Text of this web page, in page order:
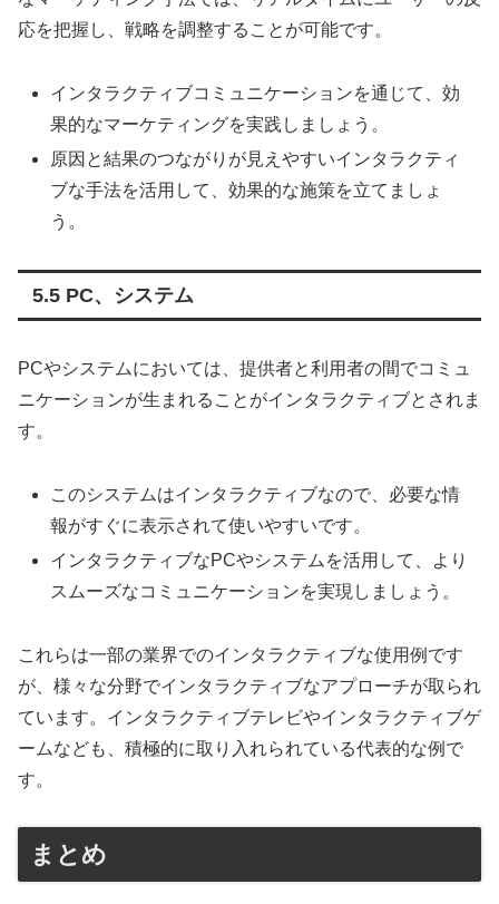
応を把握し、戦略を調整することが可能です。
インタラクティブコミュニケーションを通じて、効
果的なマーケティングを実践しましょう。
原因と結果のつながりが見えやすいインタラクティ
ブな手法を活用して、効果的な施策を立てましょ
う。
5.5 PC、システム
PCやシステムにおいては、提供者と利用者の間でコミュ
ニケーションが生まれることがインタラクティブとされま
す。
このシステムはインタラクティブなので、必要な情
報がすぐに表示されて使いやすいです。
インタラクティブなPCやシステムを活用して、より
スムーズなコミュニケーションを実現しましょう。
これらは一部の業界でのインタラクティブな使用例です
が、様々な分野でインタラクティブなアプローチが取られ
ています。インタラクティブテレビやインタラクティブゲ
ームなども、積極的に取り入れられている代表的な例で
す。
まとめ